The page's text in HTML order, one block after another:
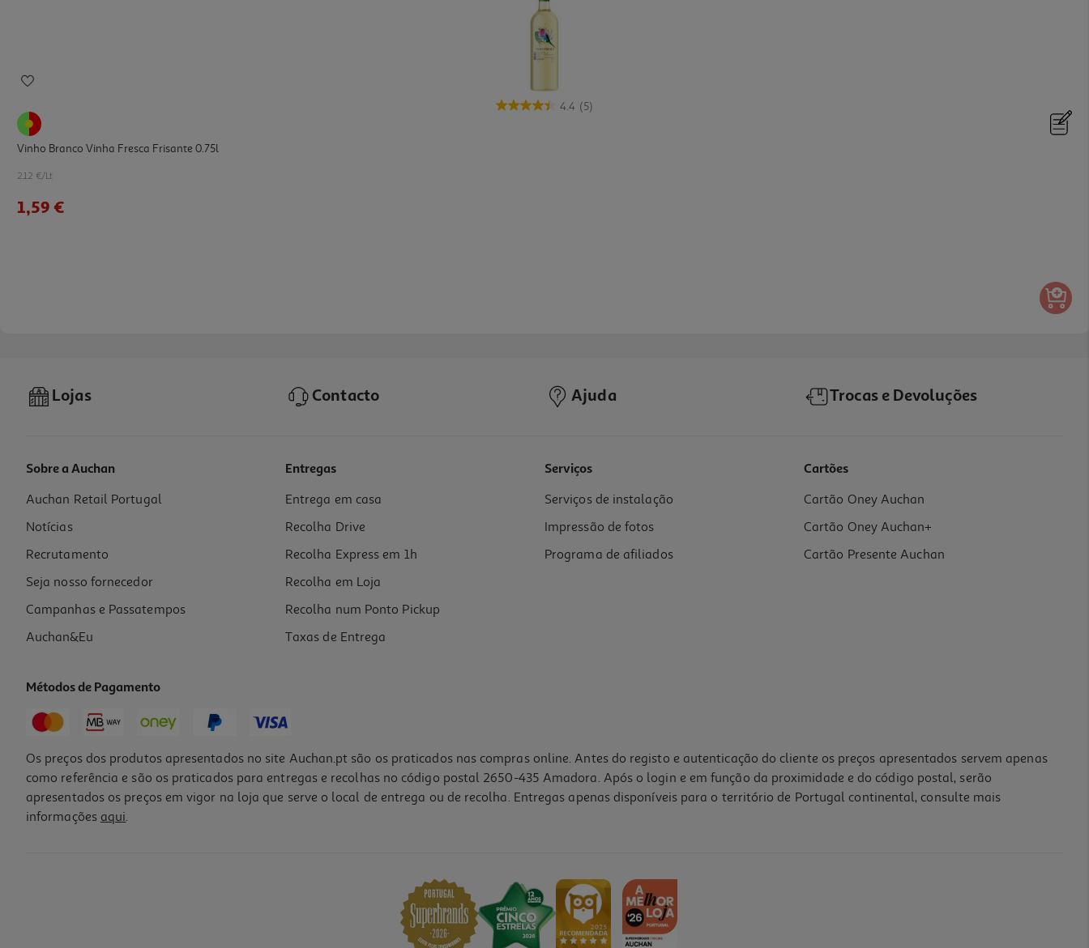
4.4 (5)
Vinho Branco Vinha Fresca Frisante 0.75l
2.12 €/Lt
1,59 €
Lojas Contacto Ajuda Trocas e Devoluções
Sobre a Auchan
Auchan Retail Portugal
Notícias
Recrutamento
Seja nosso fornecedor
Campanhas e Passatempos
Auchan&Eu
Entregas
Entrega em casa
Recolha Drive
Recolha Express em 1h
Recolha em Loja
Recolha num Ponto Pickup
Taxas de Entrega
Serviços
Serviços de instalação
Impressão de fotos
Programa de afiliados
Cartões
Cartão Oney Auchan
Cartão Oney Auchan+
Cartão Presente Auchan
Métodos de Pagamento
Os preços dos produtos apresentados no site Auchan.pt são os praticados nas compras online. Antes do registo e autenticação do cliente os preços apresentados servem apenas
como referência e são os praticados para entregas e recolhas no código postal 2650-435 Amadora. Após o login e em função da proximidade e do código postal, serão
apresentados os preços em vigor na loja que serve o local de entrega ou de recolha. Entregas apenas disponíveis para o território de Portugal continental, consulte mais
informações aqui.